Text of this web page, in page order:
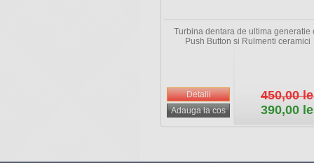
Turbina dentara de ultima generatie
Push Button si Rulmenti ceramici
450,00
390,00